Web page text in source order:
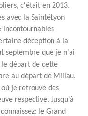
c'était en 2013.
avec la SaintéLyon
incontournables
déception à la
septembre que je n'ai
départ de cette
au départ de Millau.
je retrouve des
respective. Jusqu'à
le Grand